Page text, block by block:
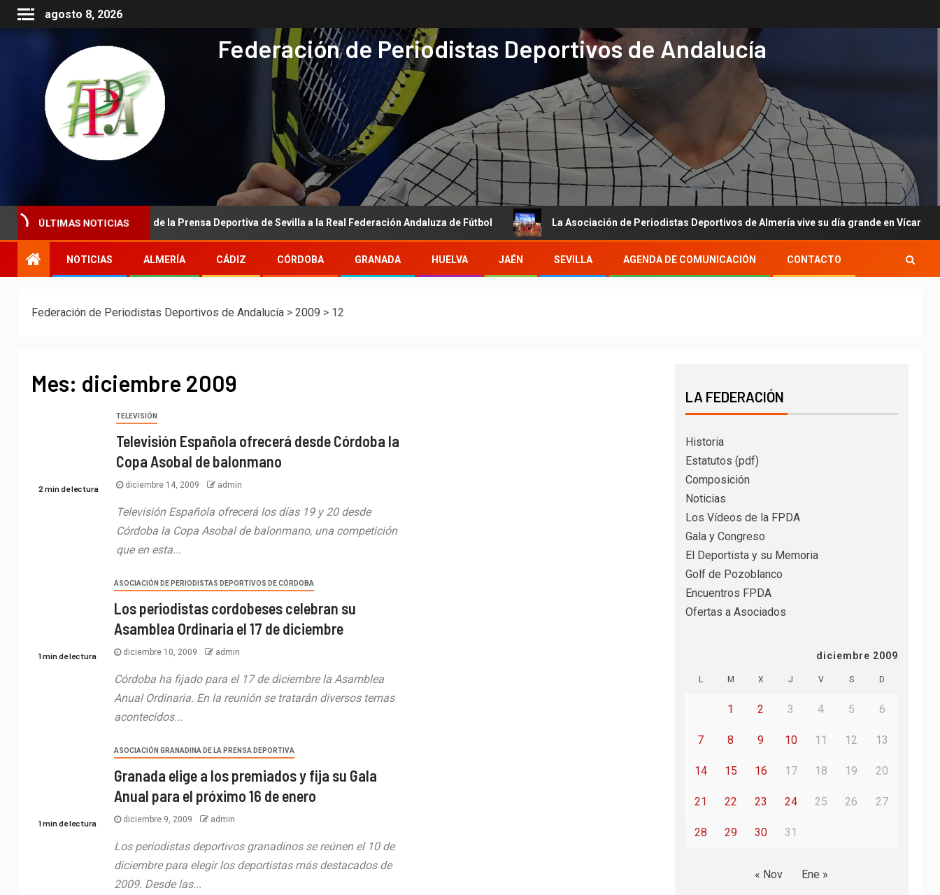
agosto 8, 2026
Federación de Periodistas Deportivos de Andalucía
ÚLTIMAS NOTICIAS
de la Asociación de la Prensa Deportiva de Sevilla a la Real Federación Andaluza de Fútbol La Asociación de Periodistas Deportivos de Almería vive su día grande en Vícar con su gala
NOTICIAS ALMERÍA CÁDIZ CÓRDOBA GRANADA HUELVA JAÉN SEVILLA AGENDA DE COMUNICACIÓN CONTACTO
Federación de Periodistas Deportivos de Andalucía > 2009 > 12
Mes: diciembre 2009
2 min de lectura
TELEVISIÓN
Televisión Española ofrecerá desde Córdoba la
Copa Asobal de balonmano
diciembre 14, 2009 admin
Televisión Española ofrecerá los días 19 y 20 desde
Córdoba la Copa Asobal de balonmano, una competición
que en esta...
1 min de lectura
ASOCIACIÓN DE PERIODISTAS DEPORTIVOS DE CÓRDOBA
Los periodistas cordobeses celebran su
Asamblea Ordinaria el 17 de diciembre
diciembre 10, 2009 admin
Córdoba ha fijado para el 17 de diciembre la Asamblea
Anual Ordinaria. En la reunión se tratarán diversos temas
acontecidos...
1 min de lectura
ASOCIACIÓN GRANADINA DE LA PRENSA DEPORTIVA
Granada elige a los premiados y fija su Gala
Anual para el próximo 16 de enero
diciembre 9, 2009 admin
Los periodistas deportivos granadinos se reúnen el 10 de
diciembre para elegir los deportistas más destacados de
2009. Desde las...
LA FEDERACIÓN
Historia
Estatutos (pdf)
Composición
Noticias
Los Vídeos de la FPDA
Gala y Congreso
El Deportista y su Memoria
Golf de Pozoblanco
Encuentros FPDA
Ofertas a Asociados
diciembre 2009
L M X J V S D
1 2 3 4 5 6
7 8 9 10 11 12 13
14 15 16 17 18 19 20
21 22 23 24 25 26 27
28 29 30 31
« Nov Ene »